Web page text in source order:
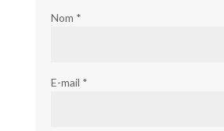
Nom *
E-mail *